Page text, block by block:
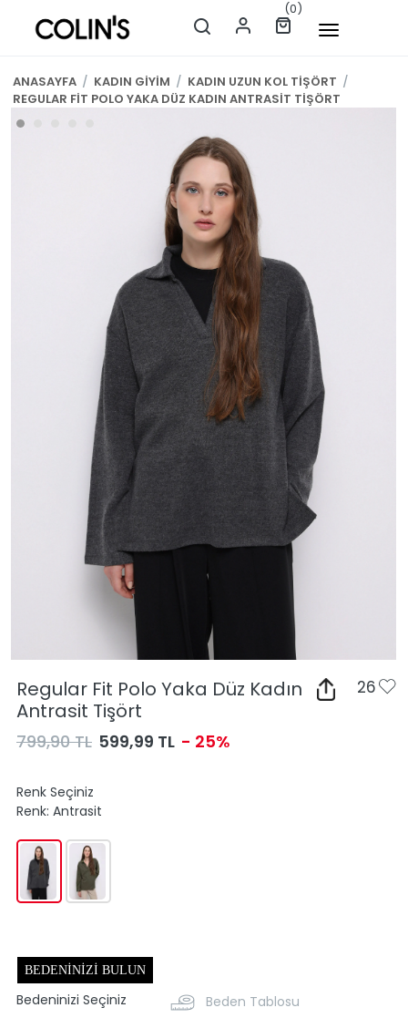
(0)
ANASAYFA / KADIN GİYİM / KADIN UZUN KOL TİŞÖRT /
REGULAR FİT POLO YAKA DÜZ KADIN ANTRASİT TİŞÖRT
Regular Fit Polo Yaka Düz Kadın
Antrasit Tişört
26
799,90 TL 599,99 TL - 25%
Renk Seçiniz
Renk: Antrasit
BEDENINIZI BULUN
Bedeninizi Seçiniz Beden Tablosu